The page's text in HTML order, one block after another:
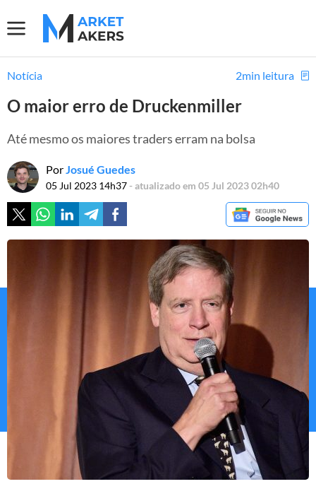
Notícia 2min leitura
O maior erro de Druckenmiller
Até mesmo os maiores traders erram na bolsa
PorJosué Guedes
05 Jul 2023 14h37- atualizado em 05 Jul 2023 02h40